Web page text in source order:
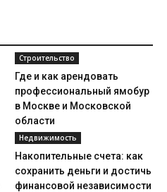
Строительство
Где и как арендовать
профессиональный ямобур
в Москве и Московской
области
Недвижимость
Накопительные счета: как
сохранить деньги и достичь
финансовой независимости